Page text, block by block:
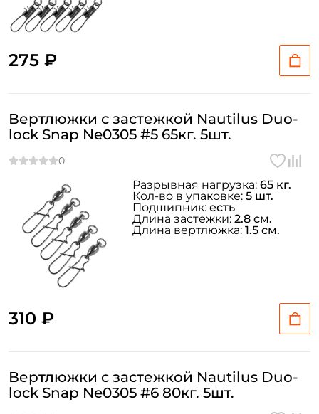
275 ₽
Вертлюжки с застежкой Nautilus Duo-
lock Snap Ne0305 #5 65кг. 5шт.
310 ₽
Разрывная нагрузка: 65 кг.
Кол-во в упаковке: 5 шт.
Подшипник: есть
Длина застежки: 2.8 см.
Длина вертлюжка: 1.5 см.
Вертлюжки с застежкой Nautilus Duo-
lock Snap Ne0305 #6 80кг. 5шт.